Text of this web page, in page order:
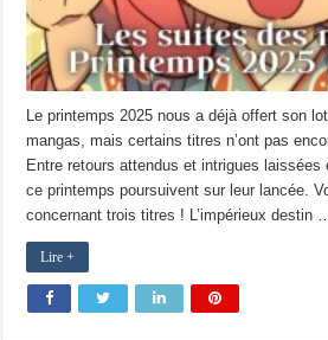
Le printemps 2025 nous a déjà offert son
mangas, mais certains titres n’ont pas
Entre retours attendus et intrigues
ce printemps poursuivent sur leur lancée.
concernant trois titres ! L’impérieux destin
Lire +